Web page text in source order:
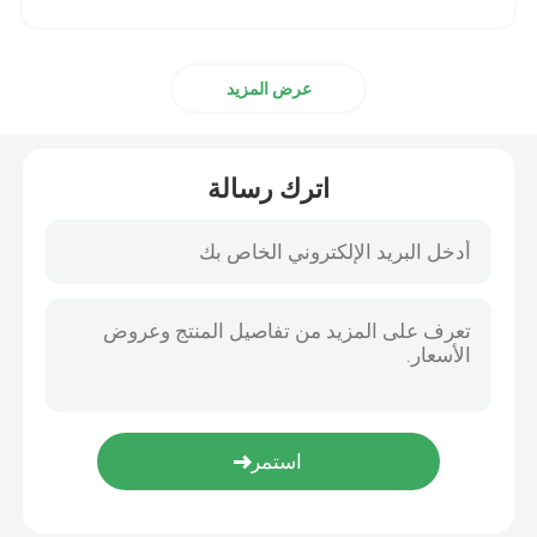
عرض المزيد
اترك رسالة